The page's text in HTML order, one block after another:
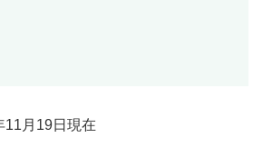
月19日現在